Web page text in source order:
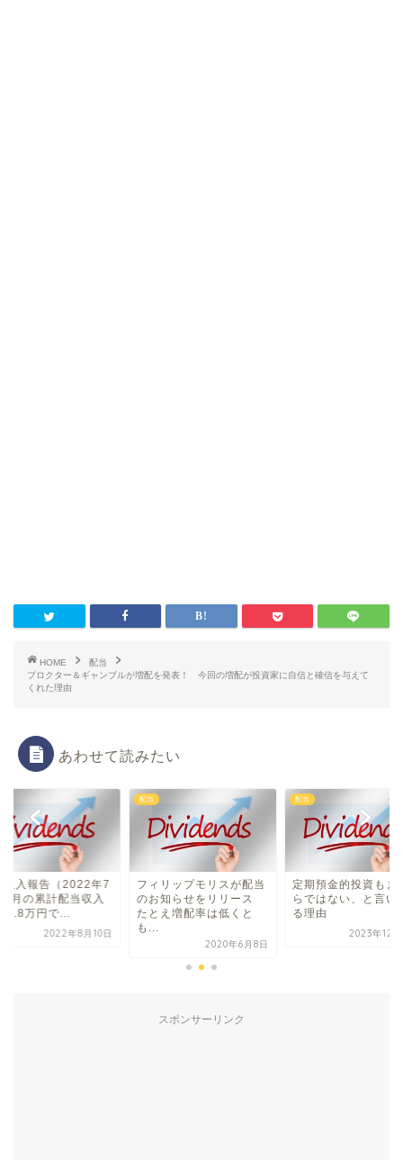
HOME
配当
プロクター＆ギャンブルが増配を発表！ 今回の増配が投資家に自信と確信を与えて
くれた理由
あわせて読みたい
収入報告（2022年7
7月の累計配当収入
万円で...
2022年8月10日
配当
フィリップモリスが配当
のお知らせをリリース
たとえ増配率は低くと
も...
2020年6月8日
配当
定期預金的投資もま
らではない、と言い
る理由
2023年12
スポンサーリンク